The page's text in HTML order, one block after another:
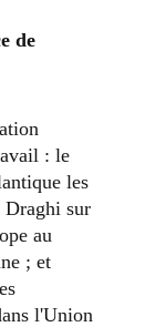
de
: le
les
Draghi sur
au
; et
l'Union